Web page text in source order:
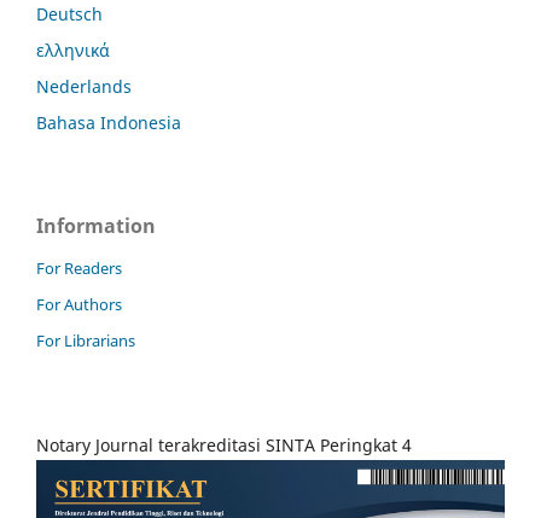
Deutsch
ελληνικά
Nederlands
Bahasa Indonesia
Information
For Readers
For Authors
For Librarians
Notary Journal terakreditasi SINTA Peringkat 4